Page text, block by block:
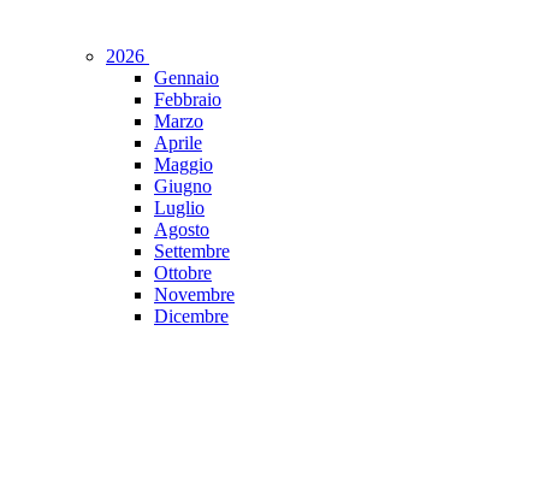
2026
Gennaio
Febbraio
Marzo
Aprile
Maggio
Giugno
Luglio
Agosto
Settembre
Ottobre
Novembre
Dicembre